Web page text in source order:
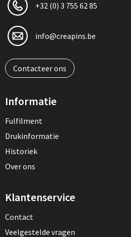
+32 (0) 3 755 62 85
info@creapins.be
Contacteer ons
Informatie
Fulfilment
Drukinformatie
Historiek
Over ons
Klantenservice
Contact
Veelgestelde vragen